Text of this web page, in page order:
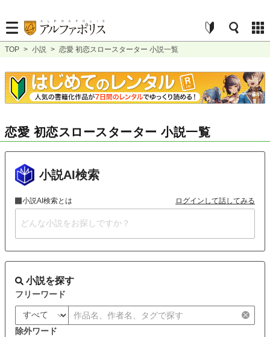
TOP > 小説 > 恋愛 初恋スロースターター 小説一覧
恋愛 初恋スロースターター 小説一覧
小説AI検索
小説AI検索とは ログインして話してみる
小説を探す
フリーワード
除外ワード